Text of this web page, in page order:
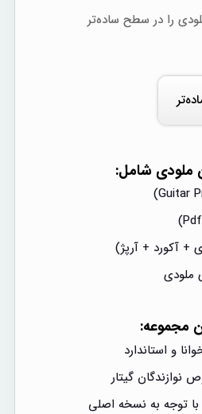
را در سطح ساده‌تر
ملودی شامل:
+ آکورد + آرپژ)
ملودی
مجموعه:
و استاندارد
گیتار
توجه به نسخه اصلی